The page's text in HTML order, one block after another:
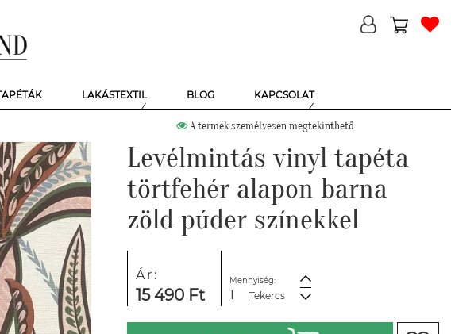
LAKÁSTEXTIL BLOG KAPCSOLAT
A termék személyesen megtekinthető
Levélmintás vinyl tapéta
törtfehér alapon barna
zöld púder színekkel
Ár:
15 490 Ft
Mennyiség:
Tekercs